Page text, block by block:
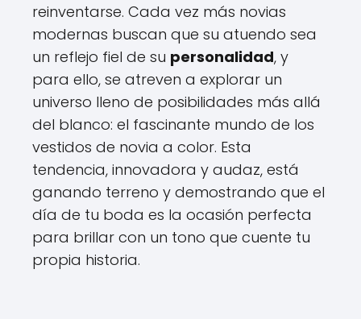
reinventarse. Cada vez más novias
modernas buscan que su atuendo sea
un reflejo fiel de su personalidad, y
para ello, se atreven a explorar un
universo lleno de posibilidades más allá
del blanco: el fascinante mundo de los
vestidos de novia a color. Esta
tendencia, innovadora y audaz, está
ganando terreno y demostrando que el
día de tu boda es la ocasión perfecta
para brillar con un tono que cuente tu
propia historia.